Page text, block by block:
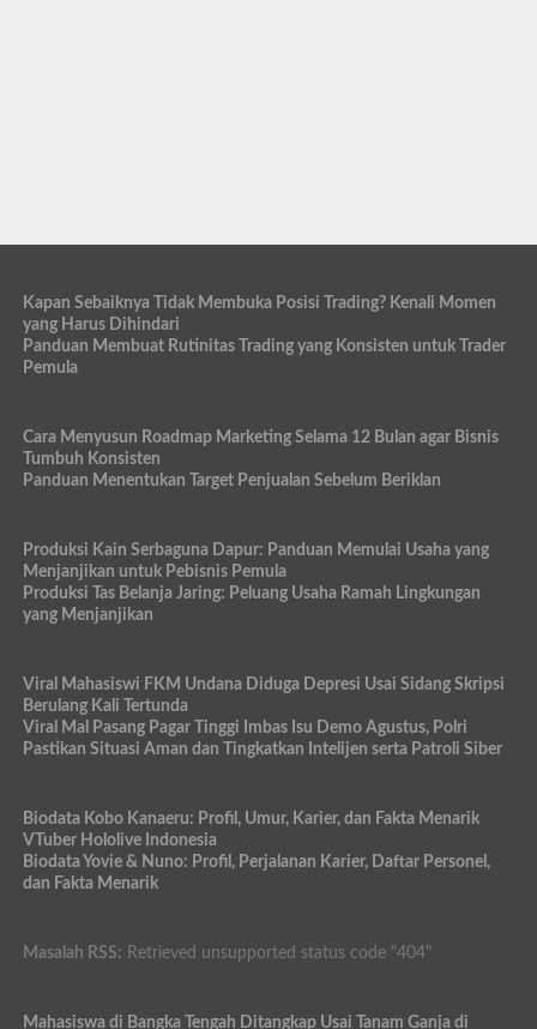
Kapan Sebaiknya Tidak Membuka Posisi Trading? Kenali Momen
yang Harus Dihindari
Panduan Membuat Rutinitas Trading yang Konsisten untuk Trader
Pemula
Cara Menyusun Roadmap Marketing Selama 12 Bulan agar Bisnis
Tumbuh Konsisten
Panduan Menentukan Target Penjualan Sebelum Beriklan
Produksi Kain Serbaguna Dapur: Panduan Memulai Usaha yang
Menjanjikan untuk Pebisnis Pemula
Produksi Tas Belanja Jaring: Peluang Usaha Ramah Lingkungan
yang Menjanjikan
Viral Mahasiswi FKM Undana Diduga Depresi Usai Sidang Skripsi
Berulang Kali Tertunda
Viral Mal Pasang Pagar Tinggi Imbas Isu Demo Agustus, Polri
Pastikan Situasi Aman dan Tingkatkan Intelijen serta Patroli Siber
Biodata Kobo Kanaeru: Profil, Umur, Karier, dan Fakta Menarik
VTuber Hololive Indonesia
Biodata Yovie & Nuno: Profil, Perjalanan Karier, Daftar Personel,
dan Fakta Menarik
Masalah RSS: Retrieved unsupported status code "404"
Mahasiswa di Bangka Tengah Ditangkap Usai Tanam Ganja di